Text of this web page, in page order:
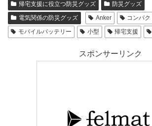
帰宅支援に役立つ防災グッズ
防災グッズ
電気関係の防災グッズ
Anker
コンパク
モバイルバッテリー
小型 帰宅支援
スポンサーリンク